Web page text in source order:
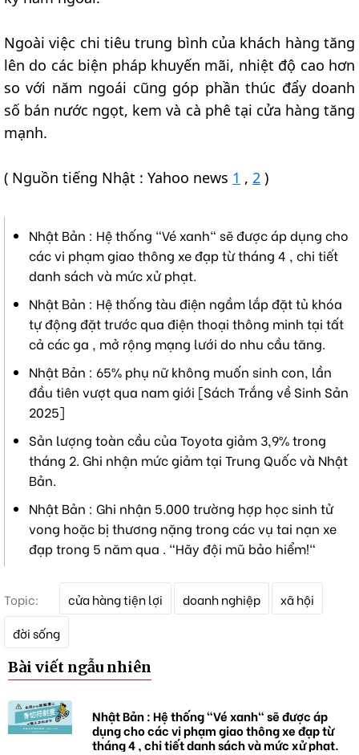
Ngoài việc chi tiêu trung bình của khách hàng tăng
lên do các biện pháp khuyến mãi, nhiệt độ cao hơn
so với năm ngoái cũng góp phần thúc đẩy doanh
số bán nước ngọt, kem và cà phê tại cửa hàng tăng
mạnh.
( Nguồn tiếng Nhật : Yahoo news 1 , 2 )
Nhật Bản : Hệ thống "Vé xanh" sẽ được áp dụng cho
các vi phạm giao thông xe đạp từ tháng 4 , chi tiết
danh sách và mức xử phạt.
Nhật Bản : Hệ thống tàu điện ngầm lắp đặt tủ khóa
tự động đặt trước qua điện thoại thông minh tại tất
cả các ga , mở rộng mạng lưới do nhu cầu tăng.
Nhật Bản : 65% phụ nữ không muốn sinh con, lần
đầu tiên vượt qua nam giới [Sách Trắng về Sinh Sản
2025]
Sản lượng toàn cầu của Toyota giảm 3,9% trong
tháng 2. Ghi nhận mức giảm tại Trung Quốc và Nhật
Bản.
Nhật Bản : Ghi nhận 5.000 trường hợp học sinh tử
vong hoặc bị thương nặng trong các vụ tai nạn xe
đạp trong 5 năm qua . "Hãy đội mũ bảo hiểm!"
Topic:
h
a
cửa hàng tiện lợi doanh nghiệp
xã hội
đời sống
Bài viết ngẫu nhiên
Nhật Bản : Hệ thống "Vé xanh" sẽ được áp
dụng cho các vi phạm giao thông xe đạp từ
tháng 4 , chi tiết danh sách và mức xử phạt.